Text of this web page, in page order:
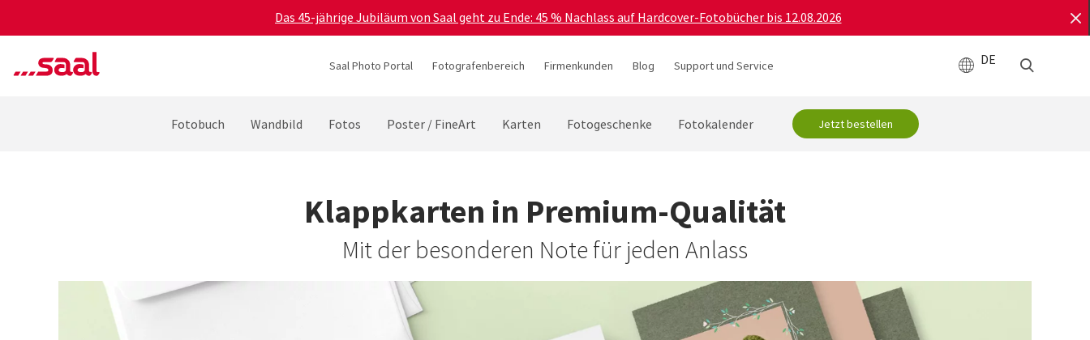
Das 45-jährige Jubiläum von Saal geht zu Ende: 45 % Nachlass auf Hardcover-Fotobücher bis 12.08.2026
Saal Photo Portal Fotografenbereich Firmenkunden Blog Support und Service DE
Fotobuch Wandbild Fotos Poster / FineArt Karten Fotogeschenke Fotokalender Jetzt bestellen
Klappkarten in Premium-Qualität
Mit der besonderen Note für jeden Anlass